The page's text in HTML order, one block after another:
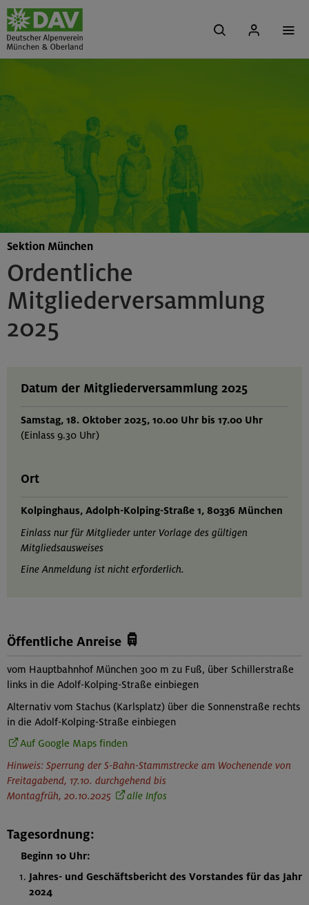
Ordentliche
Mitgliederversammlung
2025
Sektion München
Datum der Mitgliederversammlung 2025
Samstag, 18. Oktober 2025, 10.00 Uhr bis 17.00 Uhr
(Einlass 9.30 Uhr)
Ort
Kolpinghaus, Adolph-Kolping-Straße 1, 80336 München
Einlass nur für Mitglieder unter Vorlage des gültigen
Mitgliedsausweises
Eine Anmeldung ist nicht erforderlich.
Öffentliche Anreise 
vom Hauptbahnhof München 300 m zu Fuß, über Schillerstraße
links in die Adolf-Kolping-Straße einbiegen
Alternativ vom Stachus (Karlsplatz) über die Sonnenstraße rechts
in die Adolf-Kolping-Straße einbiegen
Auf Google Maps finden
Hinweis: Sperrung der S-Bahn-Stammstrecke am Wochenende von
Freitagabend, 17.10. durchgehend bis
Montagfrüh, 20.10.2025
alle Infos
Tagesordnung:
Beginn 10 Uhr:
Jahres- und Geschäftsbericht des Vorstandes für das Jahr
2024